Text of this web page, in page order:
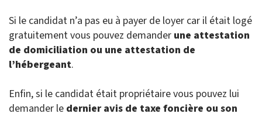
Si le candidat n’a pas eu à payer de loyer car il était logé
gratuitement vous pouvez demander une attestation
de domiciliation ou une attestation de
l’hébergeant.
Enfin, si le candidat était propriétaire vous pouvez lui
demander le dernier avis de taxe foncière ou son